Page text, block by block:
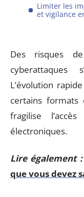
Limiter les
et vigilance
Des risques
cyberattaques
L’évolution
certains formats
fragilise
électroniques.
Lire également :
que vous devez